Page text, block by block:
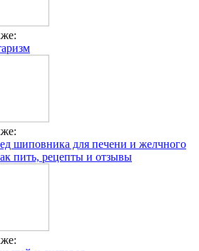
шиповника для печени и желчного
пить, рецепты и отзывы